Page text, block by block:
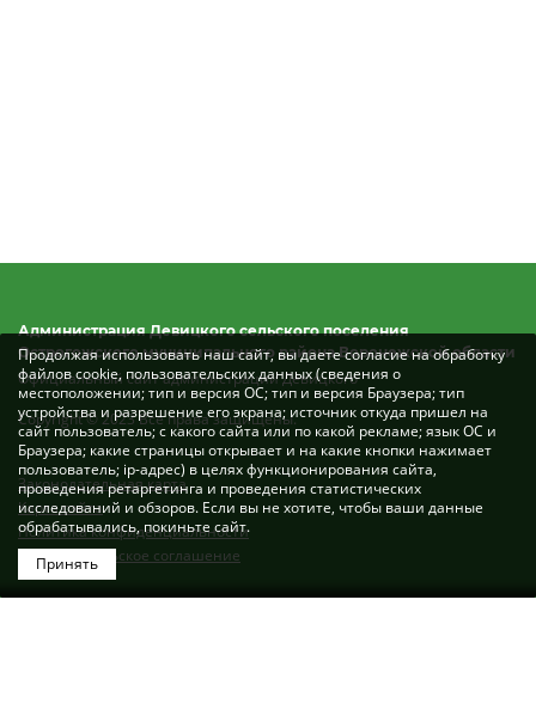
Администрация Девицкого сельского поселения
Острогожского муниципального района Воронежской области
Официальный сайт администрации Девицкого
Copyright © 2023 Все права защищены.
Законодательная карта
Карта сайта
Политика конфиденциальности
Пользовательское соглашение
Разработка сайта:
Продолжая использовать наш сайт, вы даете согласие на обработку
файлов cookie, пользовательских данных (сведения о
местоположении; тип и версия ОС; тип и версия Браузера; тип
устройства и разрешение его экрана; источник откуда пришел на
сайт пользователь; с какого сайта или по какой рекламе; язык ОС и
Браузера; какие страницы открывает и на какие кнопки нажимает
пользователь; ip-адрес) в целях функционирования сайта,
проведения ретаргетинга и проведения статистических
исследований и обзоров. Если вы не хотите, чтобы ваши данные
обрабатывались, покиньте сайт.
Принять